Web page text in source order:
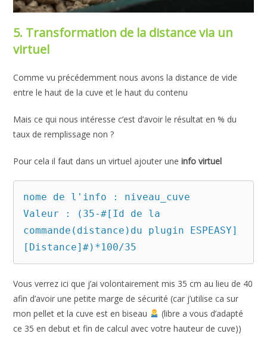
5. Transformation de la distance via un
virtuel
Comme vu précédemment nous avons la distance de vide
entre le haut de la cuve et le haut du contenu
Mais ce qui nous intéresse c’est d’avoir le résultat en % du
taux de remplissage non ?
Pour cela il faut dans un virtuel ajouter uneinfo virtuel
nome de l'info : niveau_cuve
Valeur : (35-#[Id de la
commande(distance)du plugin ESPEASY]
[Distance]#)*100/35
Vous verrez ici que j’ai volontairement mis 35 cm au lieu de 40
afin d’avoir une petite marge de sécurité (car j’utilise ca sur
mon pellet et la cuve est en biseau
(libre a vous d’adapté
ce 35 en debut et fin de calcul avec votre hauteur de cuve))